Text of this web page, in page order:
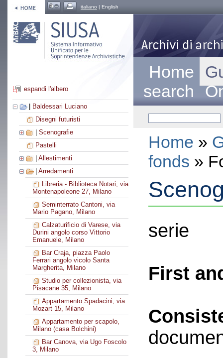
italiano | English
espandi l'albero
Baldessari Luciano
Disegni futuristi
Scenografie
Pastelli
Allestimenti
Arredamenti
Libreria - Biblioteca Notari, via
Montenapoleone 27, Milano
Seminterrato Cantoni, via
Mario Pagano, Milano
Calzaturificio di Varese, via
Durini angolo corso Vittorio
Emanuele, Milano
Bar Craja, piazza Paolo
Ferrari angolo vicolo Santa
Margherita, Milano
Studio per collezionista, via
Pisacane 35, Milano
Appartamento Spadacini, via
Mozart 15, Milano
Appartamento per scapolo,
Milano (casa Bolchini)
Bar Canova, via Ugo Foscolo
3, Milano
Home
search
Home »
fonds »
serie
First